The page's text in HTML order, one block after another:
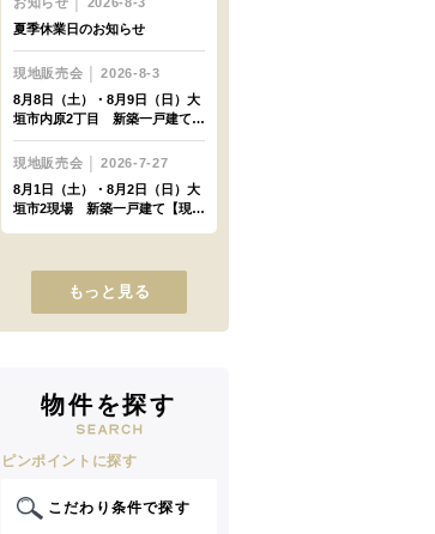
もっと見る
物件を探す
ピンポイントに探す
こだわり条件で探す